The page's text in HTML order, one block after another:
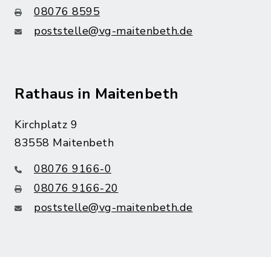
08076 8595
poststelle@vg-maitenbeth.de
Rathaus in Maitenbeth
Kirchplatz 9
83558 Maitenbeth
08076 9166-0
08076 9166-20
poststelle@vg-maitenbeth.de